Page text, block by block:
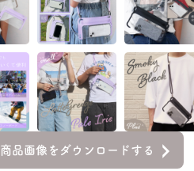
商品画像をダウンロードする